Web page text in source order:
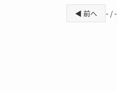
◀ 前へ - / -